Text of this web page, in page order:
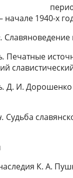
начале 1940-х
Славяноведение
Печатные
Д. И. Дорошенко
Судьба
К. А.